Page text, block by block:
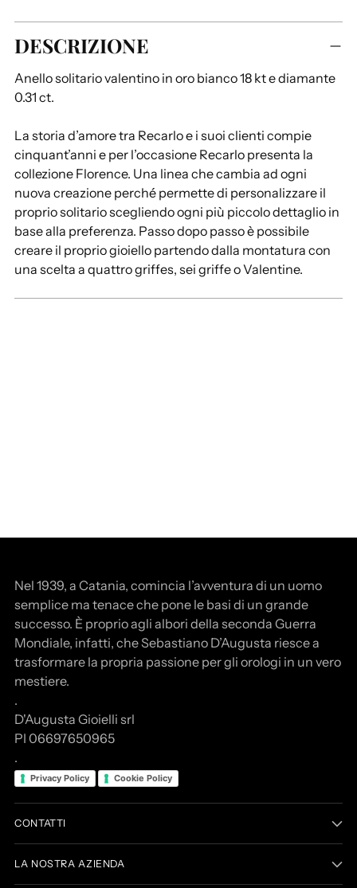
un
al
carrello...
DESCRIZIONE
Anello solitario valentino in oro bianco 18 kt e diamante
0.31 ct.
La storia d’amore tra Recarlo e i suoi clienti compie
cinquant’anni e per l’occasione Recarlo presenta la
collezione Florence. Una linea che cambia ad ogni
nuova creazione perché permette di personalizzare il
proprio solitario scegliendo ogni più piccolo dettaglio in
base alla preferenza. Passo dopo passo è possibile
creare il proprio gioiello partendo dalla montatura con
una scelta a quattro griffes, sei griffe o Valentine.
Nel 1939, a Catania, comincia l’avventura di un uomo
semplice ma tenace che pone le basi di un grande
successo. È proprio agli albori della seconda Guerra
Mondiale, infatti, che Sebastiano D’Augusta riesce a
trasformare la propria passione per gli orologi in un vero
mestiere.
.
D'Augusta Gioielli srl
PI 06697650965
.
Privacy Policy Cookie Policy
CONTATTI
LA NOSTRA AZIENDA